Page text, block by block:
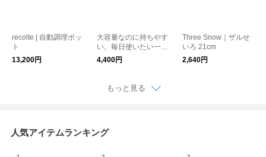
recolte | 自動調理ポッ
ト
13,200円
大容量なのに持ちやす
い。毎日使いたい一
本。 人にもペットに
も シェアボトル TAK
シェアボトル 0.94L 動
4,400円
Three Snow｜ザルせ
いろ 21cm
2,640円
もっと見る
人気アイテムランキング